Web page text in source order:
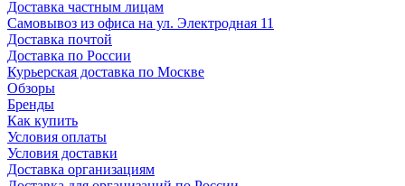
Доставка частным лицам
Самовывоз из офиса на ул. Электродная 11
Доставка почтой
Доставка по России
Курьерская доставка по Москве
Обзоры
Бренды
Как купить
Условия оплаты
Условия доставки
Доставка организациям